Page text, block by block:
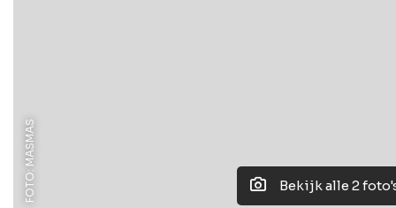
Bekijk alle 2
FOTO: MASMAS